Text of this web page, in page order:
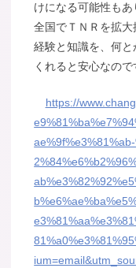
けになる可能性もあ
全国でＴＮＲを拡
経験と知識を、何
くれると安心なので
https://